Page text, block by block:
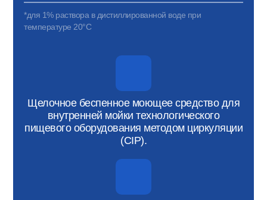
*для 1% раствора в дистиллированной воде при
температуре 20°С
Щелочное беспенное моющее средство для
внутренней мойки технологического
пищевого оборудования методом циркуляции
(CIP).